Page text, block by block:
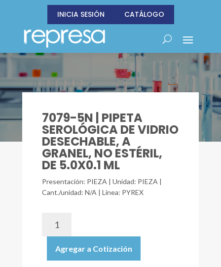
INICIA SESIÓN CATÁLOGO
7079-5N | PIPETA
SEROLÓGICA DE VIDRIO
DESECHABLE, A
GRANEL, NO ESTÉRIL,
DE 5.0X0.1 ML
Presentación: PIEZA | Unidad: PIEZA |
Cant./unidad: N/A | Línea: PYREX
PIPETA
SEROLÓGICA
Agregar a Cotización